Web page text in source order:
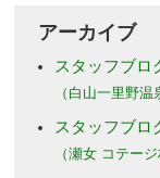
アーカイブ
スタッフブロ
（白山一里野温
スタッフブロ
（瀬女 コテージ